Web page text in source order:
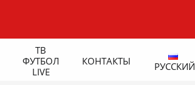
ТВ
ФУТБОЛ
LIVE
КОНТАКТЫ РУССКИЙ